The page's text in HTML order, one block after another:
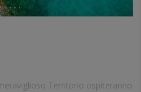
Territorio ospiteranno